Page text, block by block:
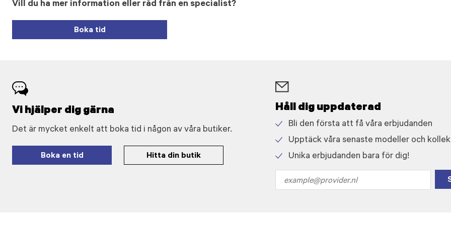
Vill du ha mer information eller råd från en specialist?
Boka tid
Vi hjälper dig gärna
Det är mycket enkelt att boka tid i någon av våra butiker.
Boka en tid Hitta din butik
Håll dig uppdaterad
icon
Bli den första att få våra erbjudanden
icon
Upptäck våra senaste modeller och
Unika erbjudanden bara för dig!
address